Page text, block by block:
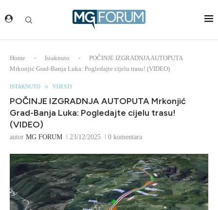
Home - Istaknuto -
POČINJE IZGRADNJA AUTOPUTA
Mrkonjić Grad-Banja Luka: Pogledajte cijelu trasu! (VIDEO)
ISTAKNUTO VIJESTI
POČINJE IZGRADNJA AUTOPUTA Mrkonjić
Grad-Banja Luka: Pogledajte cijelu trasu!
(VIDEO)
autor MG FORUM 23/12/2025 0 komentara